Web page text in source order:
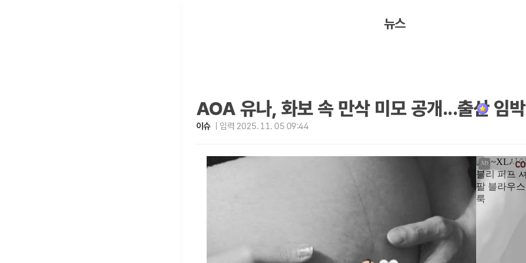
뉴스
AOA 유나, 화보 속 만삭 미모 공개...출산 임박
이슈 입력 2025. 11. 05 09:44